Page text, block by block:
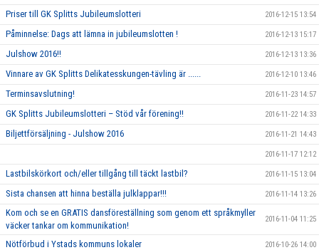
Priser till GK Splitts Jubileumslotteri 2016-12-15 13:54
Påminnelse: Dags att lämna in jubileumslotten ! 2016-12-13 15:17
Julshow 2016!! 2016-12-13 13:36
Vinnare av GK Splitts Delikatesskungen-tävling är ...... 2016-12-10 13:46
Terminsavslutning! 2016-11-23 14:57
GK Splitts Jubileumslotteri – Stöd vår förening!! 2016-11-22 14:33
Biljettförsäljning - Julshow 2016 2016-11-21 14:43
2016-11-17 12:12
Lastbilskörkort och/eller tillgång till täckt lastbil? 2016-11-15 13:04
Sista chansen att hinna beställa julklappar!!! 2016-11-14 13:26
Kom och se en GRATIS dansföreställning som genom ett språkmyller
väcker tankar om kommunikation!
2016-11-04 11:25
Nötförbud i Ystads kommuns lokaler 2016-10-26 14:00